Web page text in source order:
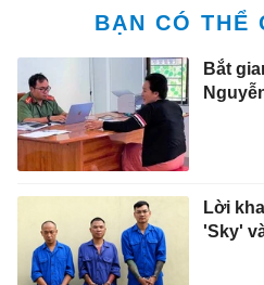
BẠN CÓ THỂ
Bắt
Lời
'Sky'